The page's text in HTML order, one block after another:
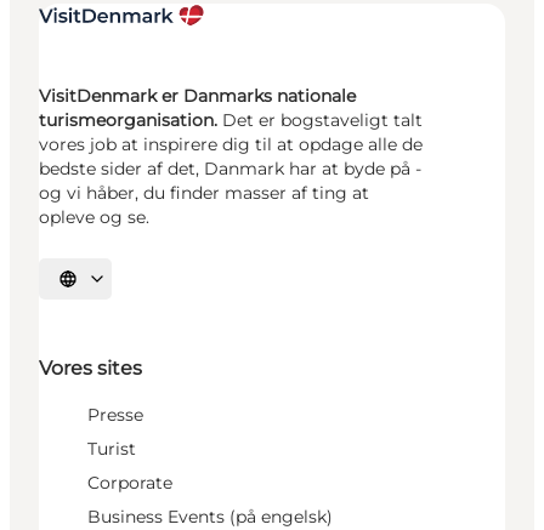
VisitDenmark er Danmarks nationale
turismeorganisation. Det er bogstaveligt talt
vores job at inspirere dig til at opdage alle de
bedste sider af det, Danmark har at byde på -
og vi håber, du finder masser af ting at
opleve og se.
Vælg sprog
Vores sites
Presse
Turist
Corporate
Business Events (på engelsk)